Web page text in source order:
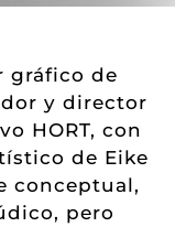
gráfico de
y director
HORT, con
de Eike
conceptual,
pero